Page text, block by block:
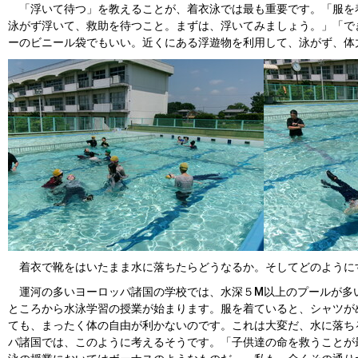
「浮いて待つ」を教えることが、着衣泳では最も重要です。「服
泳がず浮いて、救助を待つこと。まずは、浮いてみましょう。」「
ーのビニール袋でもいい。近くにある浮遊物を利用して、泳がず、
着衣で靴をはいたまま水に落ちたらどうなるか。そしてどのよう
運河の多いヨーロッパ諸国の学校では、水深５M以上のプールが
ところから水泳学習の授業が始まります。服を着ていると、シャツ
ても、まったく体の自由が利かないのです。これは大変だ、水に落
パ諸国では、このように考えるそうです。「子供達の命を救うこと